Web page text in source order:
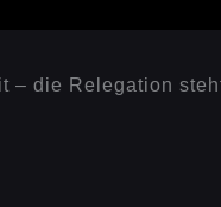
– die Relegation